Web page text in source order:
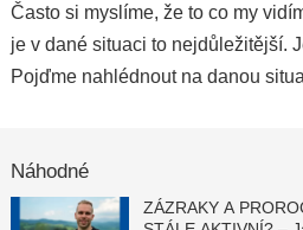
Často si myslíme, že to co my
je v dané situaci to nejdůležitější.
Pojďme nahlédnout na danou
Náhodné
ZÁZRAKY A